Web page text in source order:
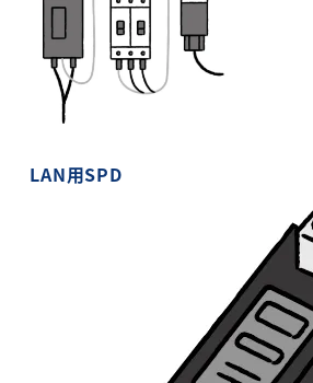
LAN用SPD